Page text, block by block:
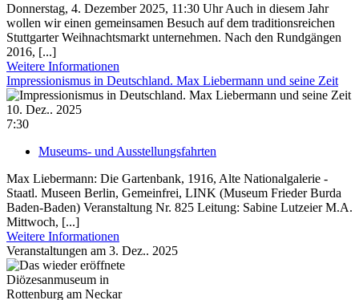
Donnerstag, 4. Dezember 2025, 11:30 Uhr Auch in diesem Jahr
wollen wir einen gemeinsamen Besuch auf dem traditionsreichen
Stuttgarter Weihnachtsmarkt unternehmen. Nach den Rundgängen
2016, [...]
Weitere Informationen
Impressionismus in Deutschland. Max Liebermann und seine Zeit
10. Dez.. 2025
7:30
Museums- und Ausstellungsfahrten
Max Liebermann: Die Gartenbank, 1916, Alte Nationalgalerie -
Staatl. Museen Berlin, Gemeinfrei, LINK (Museum Frieder Burda
Baden-Baden) Veranstaltung Nr. 825 Leitung: Sabine Lutzeier M.A.
Mittwoch, [...]
Weitere Informationen
Veranstaltungen am 3. Dez.. 2025